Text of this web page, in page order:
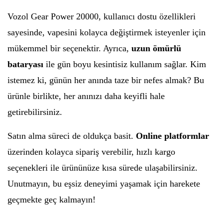
Vozol Gear Power 20000, kullanıcı dostu özellikleri
sayesinde, vapesini kolayca değiştirmek isteyenler için
mükemmel bir seçenektir. Ayrıca, uzun ömürlü
bataryası ile gün boyu kesintisiz kullanım sağlar. Kim
istemez ki, günün her anında taze bir nefes almak? Bu
ürünle birlikte, her anınızı daha keyifli hale
getirebilirsiniz.
Satın alma süreci de oldukça basit. Online platformlar
üzerinden kolayca sipariş verebilir, hızlı kargo
seçenekleri ile ürününüze kısa sürede ulaşabilirsiniz.
Unutmayın, bu eşsiz deneyimi yaşamak için harekete
geçmekte geç kalmayın!